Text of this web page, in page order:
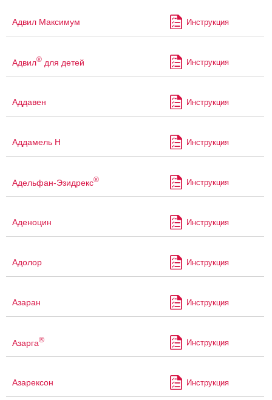
Адвил Максимум Инструкция
Адвил® для детей Инструкция
Аддавен Инструкция
Аддамель Н Инструкция
Адельфан-Эзидрекс® Инструкция
Аденоцин Инструкция
Адолор Инструкция
Азаран Инструкция
Азарга® Инструкция
Азарексон Инструкция